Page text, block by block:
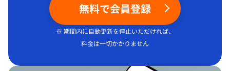
無料で会員登録
※ 期間内に自動更新を停止いただければ、
料金は一切かかりません